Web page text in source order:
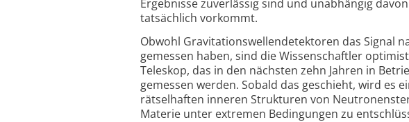
Ergebnisse zuverlässig sind und unabhängig
tatsächlich vorkommt.
Obwohl Gravitationswellendetektoren das Signal
gemessen haben, sind die Wissenschaftler
Teleskop, das in den nächsten zehn Jahren in
gemessen werden. Sobald das geschieht, wird es
rätselhaften inneren Strukturen von
Materie unter extremen Bedingungen zu